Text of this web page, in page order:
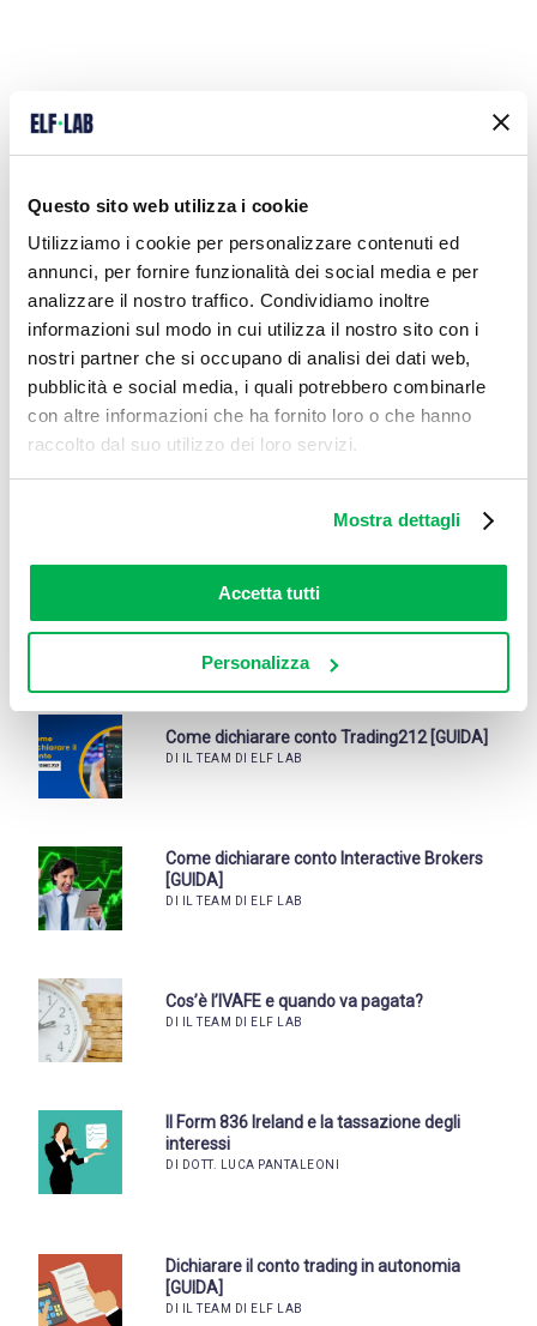
Questo sito web utilizza i cookie
Utilizziamo i cookie per personalizzare contenuti ed
annunci, per fornire funzionalità dei social media e per
analizzare il nostro traffico. Condividiamo inoltre
informazioni sul modo in cui utilizza il nostro sito con i
nostri partner che si occupano di analisi dei dati web,
pubblicità e social media, i quali potrebbero combinarle
con altre informazioni che ha fornito loro o che hanno
raccolto dal suo utilizzo dei loro servizi.
Mostra dettagli
Accetta tutti
Personalizza
Cerca
Ultimi articoli
Modello 730 precompilato: guida all’uso
[Aggiornamento novità fiscali 2025]
recuperarla
Truffe nel trading – 5 consigli
DI IL TEAM DI ELF LAB
Come dichiarare conto Trading212 [GUIDA]
DI IL TEAM DI ELF LAB
Come dichiarare conto Interactive Brokers
[GUIDA]
DI IL TEAM DI ELF LAB
Cos’è l’IVAFE e quando va pagata?
DI IL TEAM DI ELF LAB
Il Form 836 Ireland e la tassazione degli
interessi
DI DOTT. LUCA PANTALEONI
Dichiarare il conto trading in autonomia
[GUIDA]
DI IL TEAM DI ELF LAB